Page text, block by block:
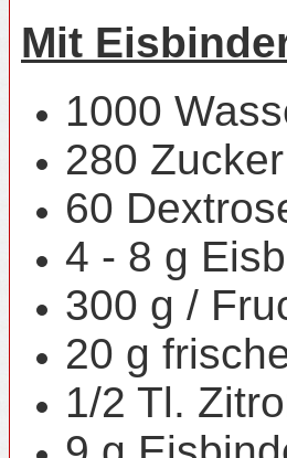
Mit
1000
280 Zucker
60
4 - 8 g
300 g /
20 g
1/2 Tl.